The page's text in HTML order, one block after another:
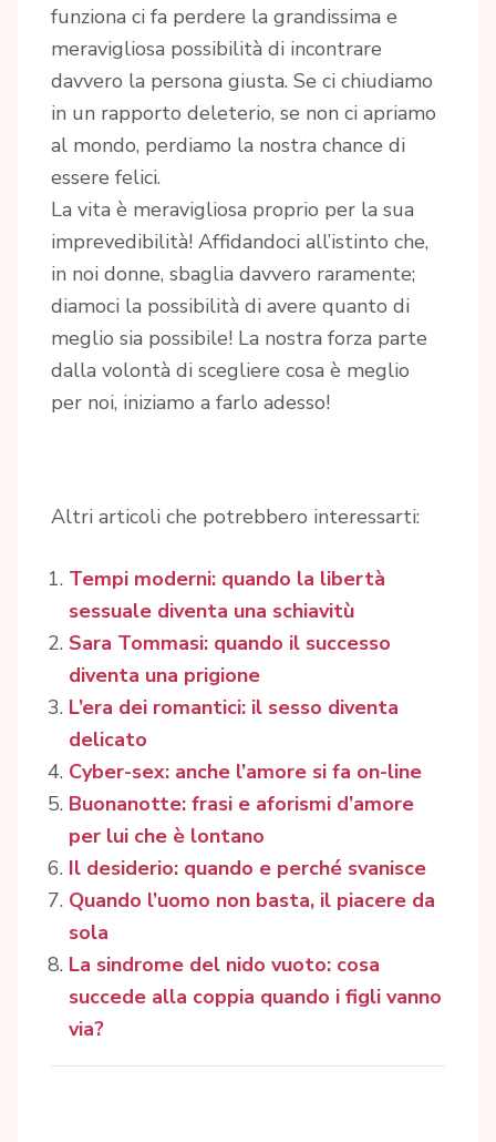
funziona ci fa perdere la grandissima e
meravigliosa possibilità di incontrare
davvero la persona giusta. Se ci chiudiamo
in un rapporto deleterio, se non ci apriamo
al mondo, perdiamo la nostra chance di
essere felici.
La vita è meravigliosa proprio per la sua
imprevedibilità! Affidandoci all’istinto che,
in noi donne, sbaglia davvero raramente;
diamoci la possibilità di avere quanto di
meglio sia possibile! La nostra forza parte
dalla volontà di scegliere cosa è meglio
per noi, iniziamo a farlo adesso!
Altri articoli che potrebbero interessarti:
Tempi moderni: quando la libertà
sessuale diventa una schiavitù
Sara Tommasi: quando il successo
diventa una prigione
L’era dei romantici: il sesso diventa
delicato
Cyber-sex: anche l’amore si fa on-line
Buonanotte: frasi e aforismi d’amore
per lui che è lontano
Il desiderio: quando e perché svanisce
Quando l’uomo non basta, il piacere da
sola
La sindrome del nido vuoto: cosa
succede alla coppia quando i figli vanno
via?